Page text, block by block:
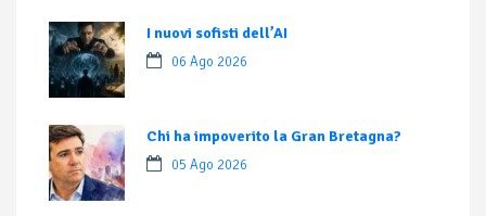
I nuovi sofisti dell’AI
06 Ago 2026
Chi ha impoverito la Gran Bretagna?
05 Ago 2026